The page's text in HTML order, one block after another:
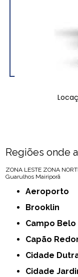
Regiões onde
ZONA LESTE ZONA
Guarulhos Mairiporã
Aeroporto
Brooklin
Campo Belo
Capão
Cidade
Cidade